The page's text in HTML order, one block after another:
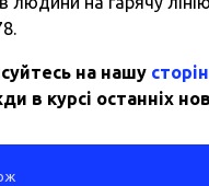
на нашу
в курсі останніх